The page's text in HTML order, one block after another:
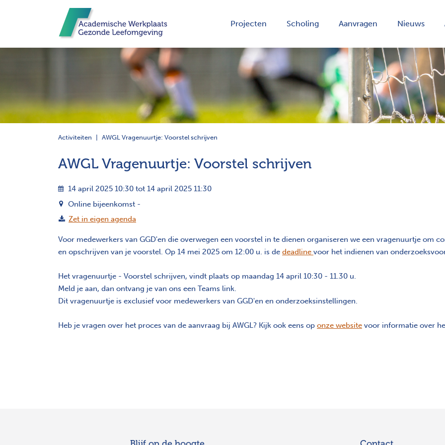
Projecten Scholing Aanvragen Nieuws
Activiteiten AWGL Vragenuurtje: Voorstel schrijven
AWGL Vragenuurtje: Voorstel schrijven
14 april 2025 10:30 tot 14 april 2025 11:30
Online bijeenkomst -
Zet in eigen agenda
Voor medewerkers van GGD'en die overwegen een voorstel in te dienen organiseren we een vragenuurtje om
en opschrijven van je voorstel. Op 14 mei 2025 om 12:00 u. is de deadline voor het indienen van
Het vragenuurtje - Voorstel schrijven, vindt plaats op maandag 14 april 10:30 - 11.30 u.
Meld je aan, dan ontvang je van ons een Teams link.
Dit vragenuurtje is exclusief voor medewerkers van GGD'en en onderzoeksinstellingen.
Heb je vragen over het proces van de aanvraag bij AWGL? Kijk ook eens op onze website voor informatie over